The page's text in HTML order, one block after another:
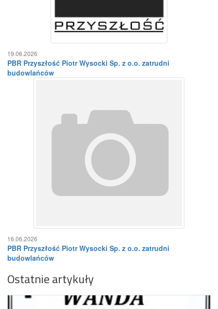
19.06.2026
PBR Przyszłość Piotr Wysocki Sp. z o.o. zatrudni
budowlańców
16.06.2026
PBR Przyszłość Piotr Wysocki Sp. z o.o. zatrudni
budowlańców
Ostatnie artykuły